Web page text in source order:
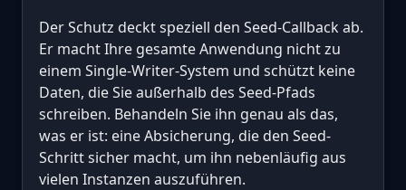
Der Schutz deckt speziell den Seed-Callback ab.
Er macht Ihre gesamte Anwendung nicht zu
einem Single-Writer-System und schützt keine
Daten, die Sie außerhalb des Seed-Pfads
schreiben. Behandeln Sie ihn genau als das,
was er ist: eine Absicherung, die den Seed-
Schritt sicher macht, um ihn nebenläufig aus
vielen Instanzen auszuführen.